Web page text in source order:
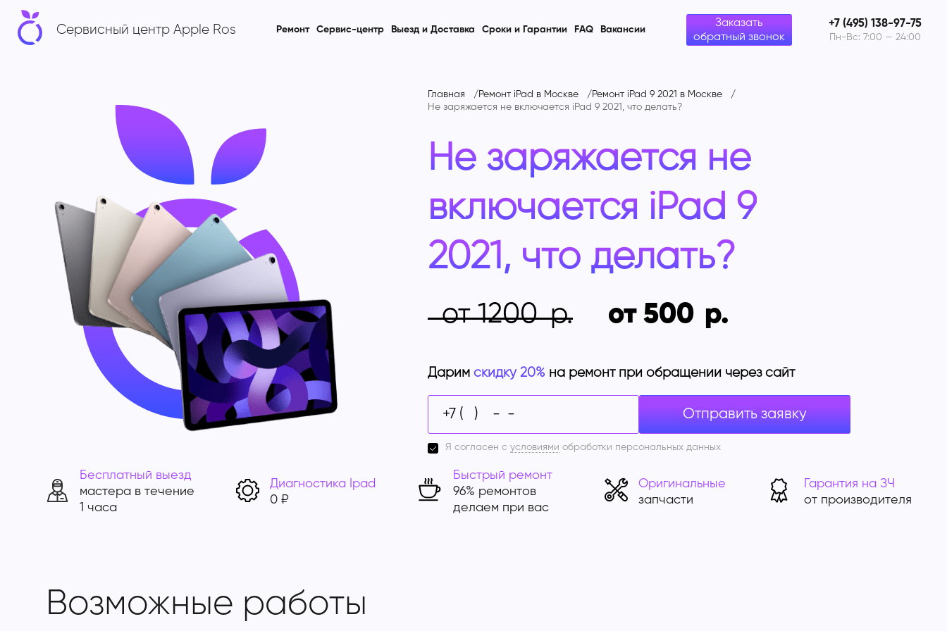
Сервисный центр Apple Ros Ремонт Сервис-центр Выезд и Доставка Сроки и Гарантии FAQ Вакансии
Заказать
обратный звонок
+7 (495) 138-97-75
Пн-Вс: 7:00 — 24:00
Главная Ремонт iPad в Москве
Ремонт iPad 9 2021 в Москве
Не заряжается не включается iPad 9 2021, что делать?
Не заряжается не
включается iPad 9
2021, что делать?
от 1200 от 500
Дарим скидку 20% на ремонт при обращении через сайт
Я согласен с условиями обработки персональных данных
Бесплатный выезд
мастера в течение
1 часа
Диагностика Ipad
0 ₽
Быстрый ремонт
96% ремонтов
делаем при вас
Оригинальные
запчасти
Гарантия на ЗЧ
от производителя
Возможные работы